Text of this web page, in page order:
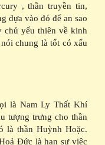
, thần truyền tin,
dựa vào đó để an sao
chủ yếu thiên về kinh
chung là tốt có xấu
là Nam Ly Thất Khí
tượng trưng cho thần
là thần Huỳnh Hoặc.
Đức là hạn sự việc